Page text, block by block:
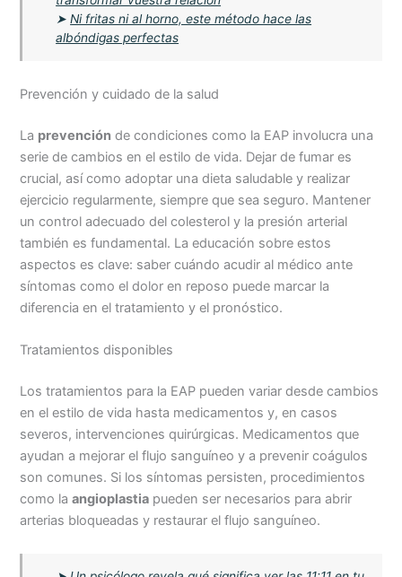
➤Ni fritas ni al horno, este método hace las
albóndigas perfectas
Prevención y cuidado de la salud
La prevención de condiciones como la EAP involucra una
serie de cambios en el estilo de vida. Dejar de fumar es
crucial, así como adoptar una dieta saludable y realizar
ejercicio regularmente, siempre que sea seguro. Mantener
un control adecuado del colesterol y la presión arterial
también es fundamental. La educación sobre estos
aspectos es clave: saber cuándo acudir al médico ante
síntomas como el dolor en reposo puede marcar la
diferencia en el tratamiento y el pronóstico.
Tratamientos disponibles
Los tratamientos para la EAP pueden variar desde cambios
en el estilo de vida hasta medicamentos y, en casos
severos, intervenciones quirúrgicas. Medicamentos que
ayudan a mejorar el flujo sanguíneo y a prevenir coágulos
son comunes. Si los síntomas persisten, procedimientos
como laangioplastia pueden ser necesarios para abrir
arterias bloqueadas y restaurar el flujo sanguíneo.